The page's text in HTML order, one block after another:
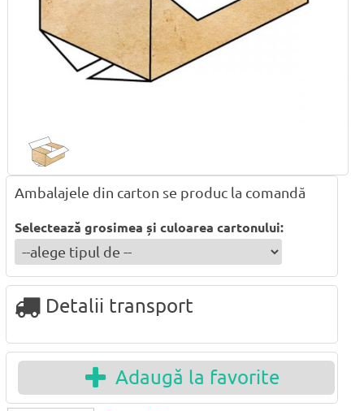
Ambalajele din carton se produc la comandă
Selectează grosimea și culoarea cartonului:
Detalii transport
Adaugă la favorite